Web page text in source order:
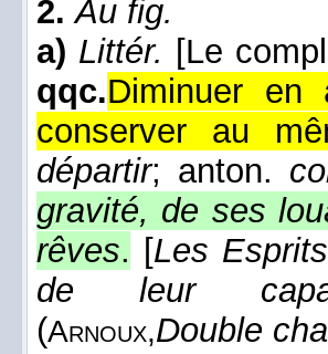
2. Au fig.
a) Littér. [Le
qqc.Diminuer en
conserver au
départir; anton.
gravité, de ses
rêves. [Les Esprits
de leur
(Arnoux,Double